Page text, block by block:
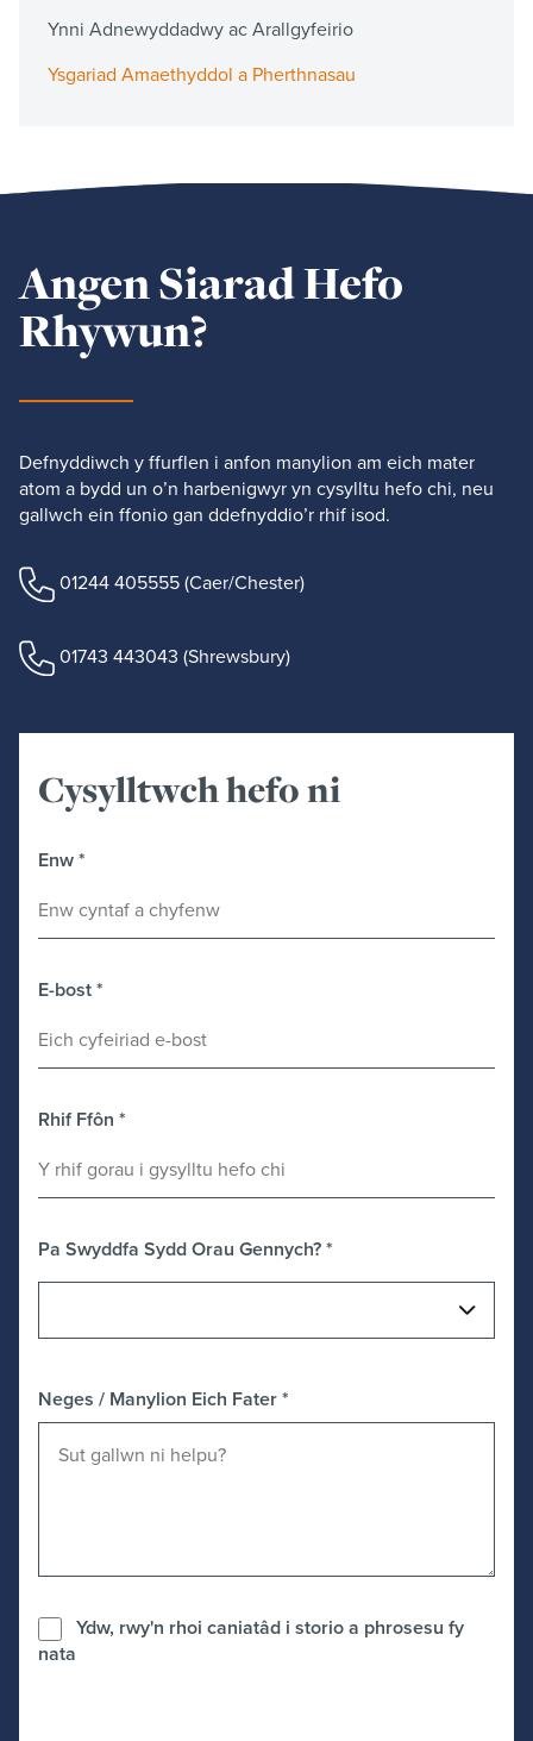
Ynni Adnewyddadwy ac Arallgyfeirio
Ysgariad Amaethyddol a Pherthnasau
Angen Siarad Hefo
Rhywun?
Defnyddiwch y ffurflen i anfon manylion am eich mater
atom a bydd un o’n harbenigwyr yn cysylltu hefo chi, neu
gallwch ein ffonio gan ddefnyddio’r rhif isod.
01244 405555(Caer/Chester)
01743 443043 (Shrewsbury)
Cysylltwch hefo ni
Enw*
E-bost*
Rhif Ffôn *
Pa Swyddfa Sydd Orau Gennych?*
Neges / Manylion Eich Fater*
Ydw, rwy'n rhoi caniatâd i storio a phrosesu fy
nata